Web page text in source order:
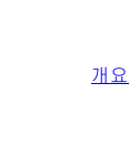
개요